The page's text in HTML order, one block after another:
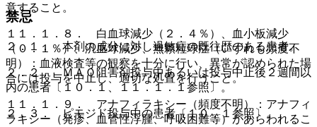
禁忌
２．１． 本剤の成分に対し過敏症の既往歴のある患者。
２．２． ＭＡＯ阻害剤投与中あるいは投与中止後２週間以
内の患者〔１０．１、１１．１．１参照〕。
２．３． ピモジド投与中の患者〔１０．１参照〕。
意すること。
１１．１．８． 白血球減少（２．４％）、血小板減少
（０．１％）、汎血球減少、無顆粒球症（いずれも頻度不
明）：血液検査等の観察を十分に行い、異常が認められた場
合には投与を中止し、適切な処置を行うこと。
１１．１．９． アナフィラキシー（頻度不明）：アナフィ
ラキシー（発疹、血管性浮腫、呼吸困難等）があらわれるこ